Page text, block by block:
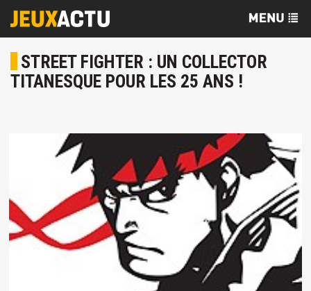
STREET FIGHTER : UN COLLECTOR
TITANESQUE POUR LES 25 ANS !